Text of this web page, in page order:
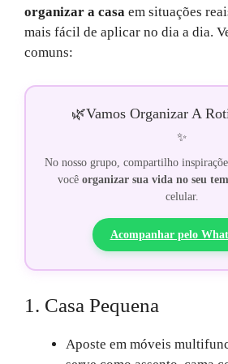
organizar a casa em situações
mais fácil de aplicar no dia a dia.
comuns:
🌿Vamos Organizar A
✨
No nosso grupo, compartilho
você organizar sua vida no seu
celular.
Acompanhar pelo
1. Casa Pequena
Aposte em móveis